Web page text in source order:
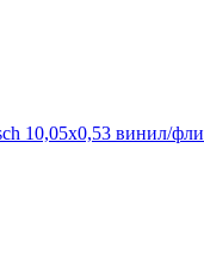
10,05x0,53 винил/